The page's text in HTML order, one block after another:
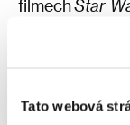
Tato webová
filmechStar
.
Editors a
Nadia